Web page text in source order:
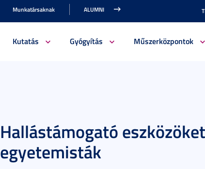
Munkatársaknak ALUMNI
Kutatás Gyógyítás Műszerközpontok
Hallástámogató
egyetemisták